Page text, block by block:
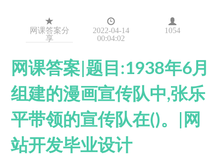
网课答案分
享
2022-04-14
00:04:02
1054
网课答案|题目:1938年6月
组建的漫画宣传队中,张乐
平带领的宣传队在()。|网
站开发毕业设计